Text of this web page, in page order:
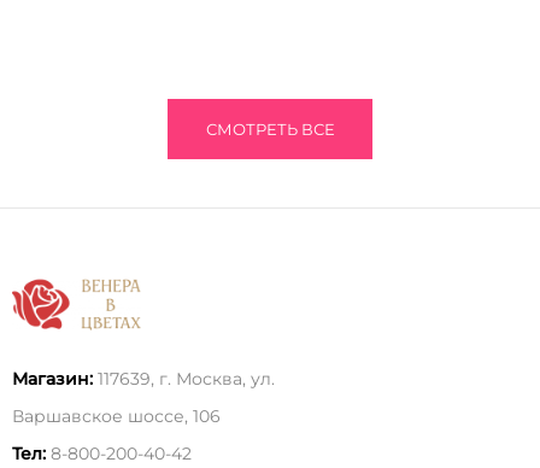
СМОТРЕТЬ ВСЕ
Магазин: 117639, г. Москва, ул.
Варшавское шоссе, 106
Тел: 8-800-200-40-42